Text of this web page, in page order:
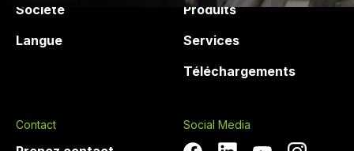
Société
Langue
Produits
Services
Téléchargements
Contact Social Media